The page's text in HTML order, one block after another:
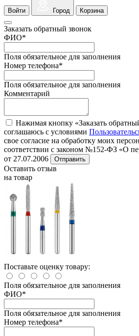
Войти Город Корзина
Заказать обратный звонок
ФИО*
Поля обязательное для заполнения
Номер телефона*
Поля обязательное для заполнения
Комментарий
Нажимая кнопку «Заказать
соглашаюсь с условиями
свое согласие на обработку моих
соответствии с законом №152-ФЗ «О
от 27.07.2006
Отправить
Оставить отзыв
на товар
Поставьте оценку товару:
Поля обязательное для заполнения
ФИО*
Поля обязательное для заполнения
Номер телефона*